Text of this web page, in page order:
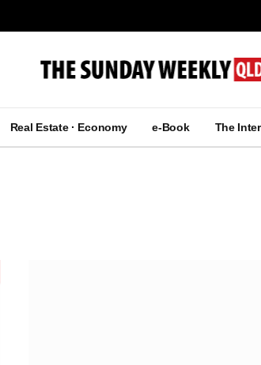
Real Estate · Economy e-Book The